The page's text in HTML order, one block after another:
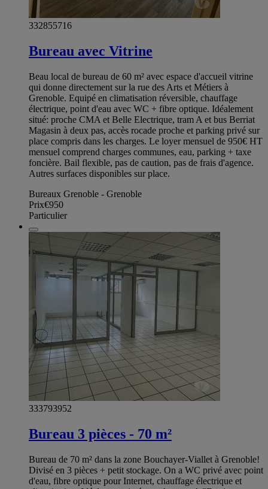
332855716
Bureau avec Vitrine
Beau local de bureau de 60 m² avec espace d'accueil vitrine
qui donne directement sur la rue des Arts et Métiers à
Grenoble. Equipé en climatisation réversible, chauffage
électrique, point d'eau avec WC + fibre optique. Idéalement
situé: proche CMA et Belle Electrique, tram A et bus Berriat
Magasin à deux pas, accès rocade proche et parking privé sur
place compris dans les charges. Le loyer mensuel de 950€ HT
mensuel comprend charges communes, eau, parking + taxe
foncière. Bail flexible, pas de caution, pas de frais d'agence.
Autres surfaces disponibles sur place.
Bureaux Grenoble - Grenoble
Prix€950
Particulier
333793952
Bureau 3 pièces - 70 m²
Bureau de 70 m² dans la zone Bouchayer-Viallet à Grenoble!
Divisé en 3 pièces + petit stockage. On a WC privé avec point
d'eau, fibre optique pour Internet, chauffage électrique et